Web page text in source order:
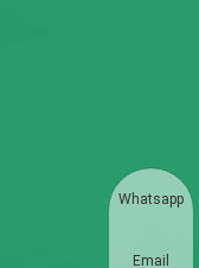
Whatsapp
Email